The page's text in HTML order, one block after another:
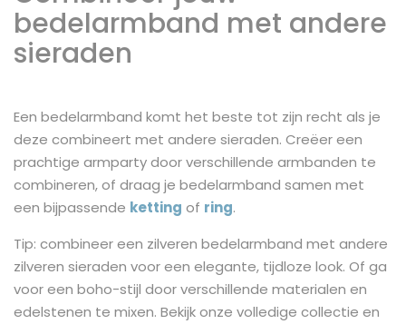
bedelarmband met andere
sieraden
Een bedelarmband komt het beste tot zijn recht als je
deze combineert met andere sieraden. Creëer een
prachtige armparty door verschillende armbanden te
combineren, of draag je bedelarmband samen met
een bijpassende ketting of ring.
Tip: combineer een zilveren bedelarmband met andere
zilveren sieraden voor een elegante, tijdloze look. Of ga
voor een boho-stijl door verschillende materialen en
edelstenen te mixen. Bekijk onze volledige collectie en